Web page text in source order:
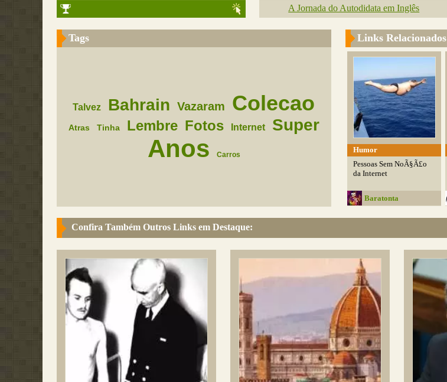
A Jornada do Autodidata em Inglês
Tags
Talvez Bahrain Vazaram Colecao
Atras Tinha Lembre Fotos Internet Super
Anos Carros
Links Relacionados
Humor
Pessoas Sem NoÃ§Ã£o
da Internet
Baratonta
Confira Também Outros Links em Destaque: